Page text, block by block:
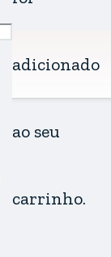
adicionado
ao seu
carrinho.